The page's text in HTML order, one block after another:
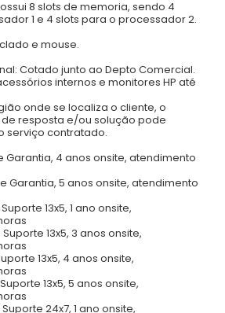
8 slots de memoria, sendo 4
1 e 4 slots para o processador 2.
e mouse.
Cotado junto ao Depto Comercial.
internos e monitores HP até
onde se localiza o cliente, o
resposta e/ou solução pode
serviço contratado.
Garantia, 4 anos onsite, atendimento
Garantia, 5 anos onsite, atendimento
13x5, 1 ano onsite,
13x5, 3 anos onsite,
13x5, 4 anos onsite,
13x5, 5 anos onsite,
24x7, 1 ano onsite,